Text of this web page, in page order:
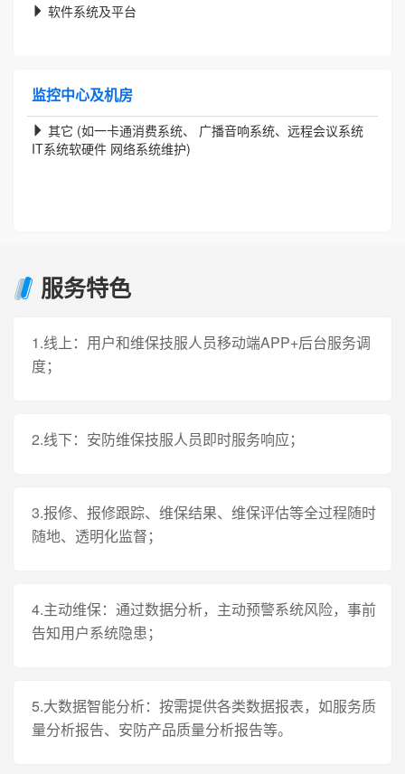
软件系统及平台
监控中心及机房
其它 (如一卡通消费系统、 广播音响系统、远程会议系统
IT系统软硬件 网络系统维护)
服务特色
1.线上：用户和维保技服人员移动端APP+后台服务调
度；
2.线下：安防维保技服人员即时服务响应；
3.报修、报修跟踪、维保结果、维保评估等全过程随时
随地、透明化监督；
4.主动维保：通过数据分析，主动预警系统风险，事前
告知用户系统隐患；
5.大数据智能分析：按需提供各类数据报表，如服务质
量分析报告、安防产品质量分析报告等。